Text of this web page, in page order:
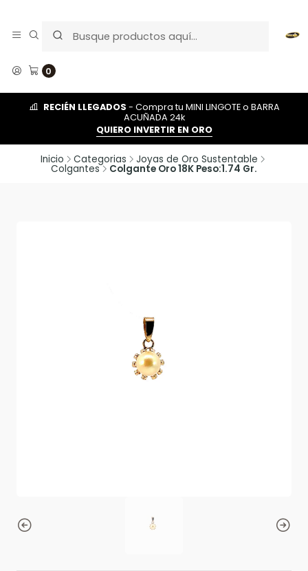
0
RECIÉN LLEGADOS - Compra tu MINI LINGOTE o BARRA
ACUÑADA 24k
QUIERO INVERTIR EN ORO
Inicio Categorias Joyas de Oro Sustentable
Colgantes Colgante Oro 18K Peso:1.74 Gr.